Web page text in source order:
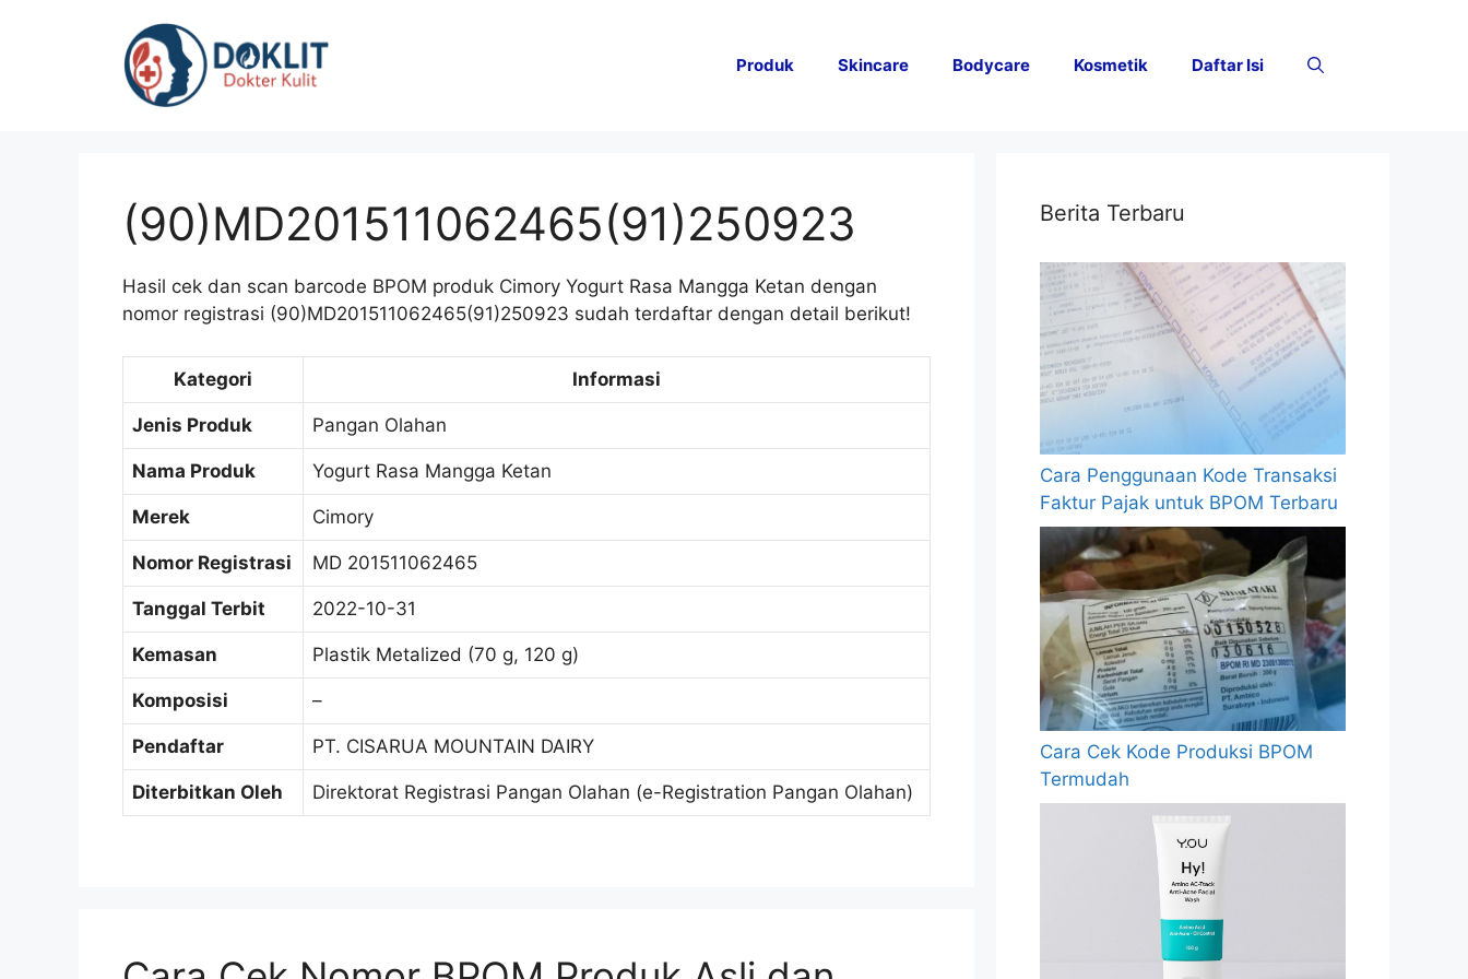
Produk Skincare Bodycare Kosmetik Daftar Isi
(90)MD201511062465(91)250923
Hasil cek dan scan barcode BPOM produk Cimory Yogurt Rasa Mangga Ketan dengan
nomor registrasi (90)MD201511062465(91)250923 sudah terdaftar dengan detail berikut!
Kategori Informasi
Jenis Produk Pangan Olahan
Nama Produk Yogurt Rasa Mangga Ketan
Merek Cimory
Nomor Registrasi MD 201511062465
Tanggal Terbit 2022-10-31
Kemasan Plastik Metalized (70 g, 120 g)
Komposisi –
Pendaftar PT. CISARUA MOUNTAIN DAIRY
Diterbitkan Oleh Direktorat Registrasi Pangan Olahan (e-Registration Pangan Olahan)
Berita Terbaru
Cara Penggunaan Kode Transaksi
Faktur Pajak untuk BPOM Terbaru
Cara Cek Kode Produksi BPOM
Termudah